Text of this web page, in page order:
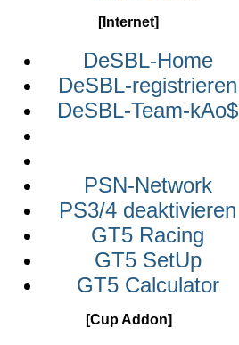
[Internet]
DeSBL-Home
DeSBL-registrieren
DeSBL-Team-kAo$
PSN-Network
PS3/4 deaktivieren
GT5 Racing
GT5 SetUp
GT5 Calculator
[Cup Addon]